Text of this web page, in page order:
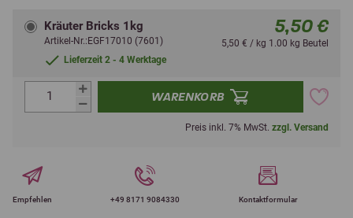
Kräuter Bricks 1kg
Artikel-Nr.:EGF17010 (7601)
Lieferzeit 2 - 4 Werktage
5,50 €
5,50 € / kg 1.00 kg Beutel
WARENKORB
Preis inkl. 7% MwSt. zzgl. Versand
Empfehlen +49 8171 9084330 Kontaktformular